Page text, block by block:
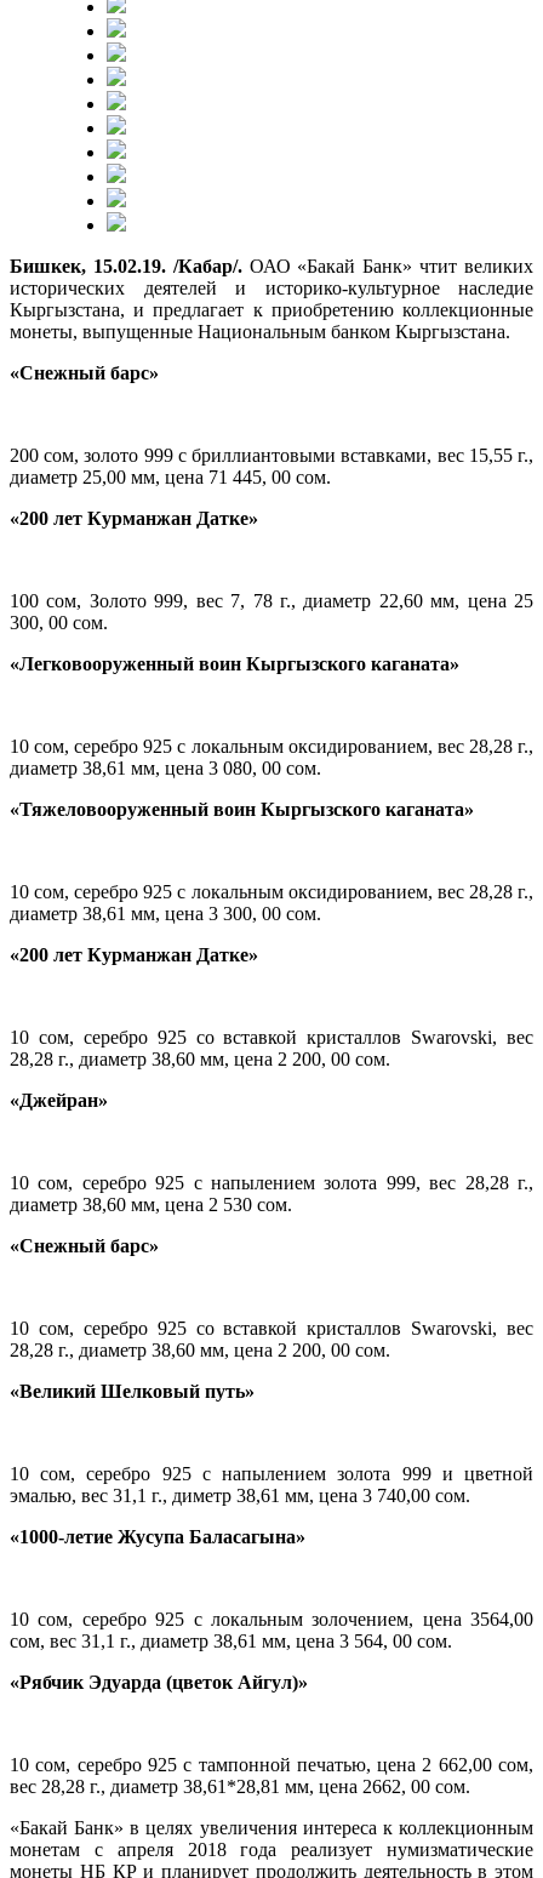
Бишкек, 15.02.19. /Кабар/. ОАО «Бакай Банк» чтит великих
исторических деятелей и историко-культурное наследие
Кыргызстана, и предлагает к приобретению коллекционные
монеты, выпущенные Национальным банком Кыргызстана.
«Снежный барс»
200 сом, золото 999 с бриллиантовыми вставками, вес 15,55 г.,
диаметр 25,00 мм, цена 71 445, 00 сом.
«200 лет Курманжан Датке»
100 сом, Золото 999, вес 7, 78 г., диаметр 22,60 мм, цена 25
300, 00 сом.
«Легковооруженный воин Кыргызского каганата»
10 сом, серебро 925 с локальным оксидированием, вес 28,28 г.,
диаметр 38,61 мм, цена 3 080, 00 сом.
«Тяжеловооруженный воин Кыргызского каганата»
10 сом, серебро 925 с локальным оксидированием, вес 28,28 г.,
диаметр 38,61 мм, цена 3 300, 00 сом.
«200 лет Курманжан Датке»
10 сом, серебро 925 со вставкой кристаллов Swarovski, вес
28,28 г., диаметр 38,60 мм, цена 2 200, 00 сом.
«Джейран»
10 сом, серебро 925 с напылением золота 999, вес 28,28 г.,
диаметр 38,60 мм, цена 2 530 сом.
«Снежный барс»
10 сом, серебро 925 со вставкой кристаллов Swarovski, вес
28,28 г., диаметр 38,60 мм, цена 2 200, 00 сом.
«Великий Шелковый путь»
10 сом, серебро 925 с напылением золота 999 и цветной
эмалью, вес 31,1 г., диметр 38,61 мм, цена 3 740,00 сом.
«1000-летие Жусупа Баласагына»
10 сом, серебро 925 с локальным золочением, цена 3564,00
сом, вес 31,1 г., диаметр 38,61 мм, цена 3 564, 00 сом.
«Рябчик Эдуарда (цветок Айгул)»
10 сом, серебро 925 с тампонной печатью, цена 2 662,00 сом,
вес 28,28 г., диаметр 38,61*28,81 мм, цена 2662, 00 сом.
«Бакай Банк» в целях увеличения интереса к коллекционным
монетам с апреля 2018 года реализует нумизматические
монеты НБ КР и планирует продолжить деятельность в этом